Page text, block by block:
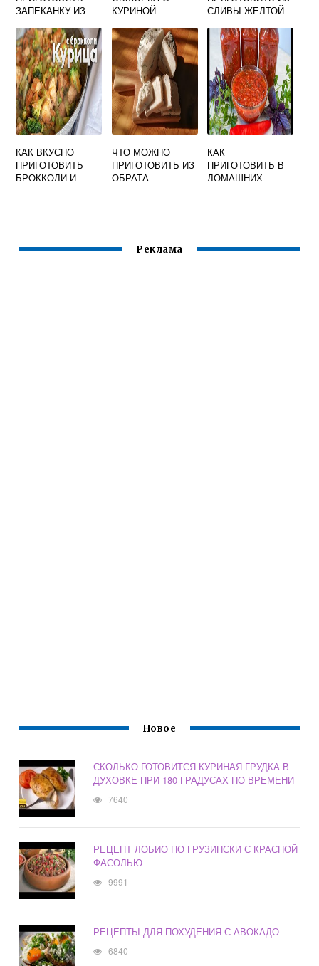
ЗАПЕКАНКУ ИЗ
ДУХОВКЕ С
ФАРШЕМ И
ПОМИДОРАМИ
КУРИНОЙ
СЛИВЫ ЖЕЛТОЙ
КАК ВКУСНО
ПРИГОТОВИТЬ
БРОККОЛИ И
ЧТО МОЖНО
ПРИГОТОВИТЬ ИЗ
ОБРАТА
КАК
ПРИГОТОВИТЬ В
ДОМАШНИХ
Реклама
Новое
СКОЛЬКО ГОТОВИТСЯ КУРИНАЯ ГРУДКА В
ДУХОВКЕ ПРИ 180 ГРАДУСАХ ПО ВРЕМЕНИ
7640
РЕЦЕПТ ЛОБИО ПО ГРУЗИНСКИ С КРАСНОЙ
ФАСОЛЬЮ
9991
РЕЦЕПТЫ ДЛЯ ПОХУДЕНИЯ С АВОКАДО
6840